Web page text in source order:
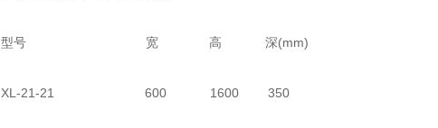
型号 宽 高 深(mm)
XL-21-21 600 1600 350